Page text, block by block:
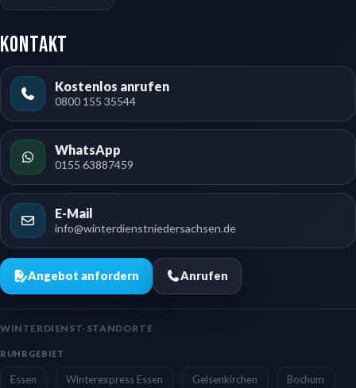
Kontakt
Kostenlos anrufen
0800 155 35544
WhatsApp
0155 63887459
E-Mail
info@winterdienstniedersachsen.de
Angebot anfordern Anrufen
WINTERDIENST-STANDORTE
RUHRGEBIET
Essen Winterexpress Essen Gelsenkirchen Bochum